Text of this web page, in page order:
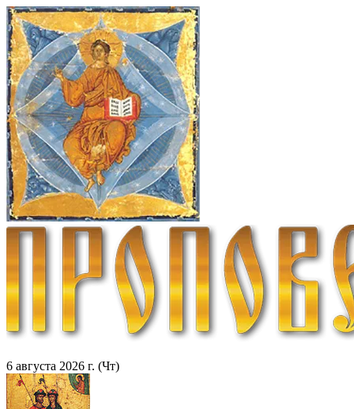
6 августа 2026 г. (Чт)